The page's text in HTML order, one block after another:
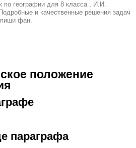
по географии для 8 класса , И.И.
и качественные решения задач
фан.
положение
параграфа